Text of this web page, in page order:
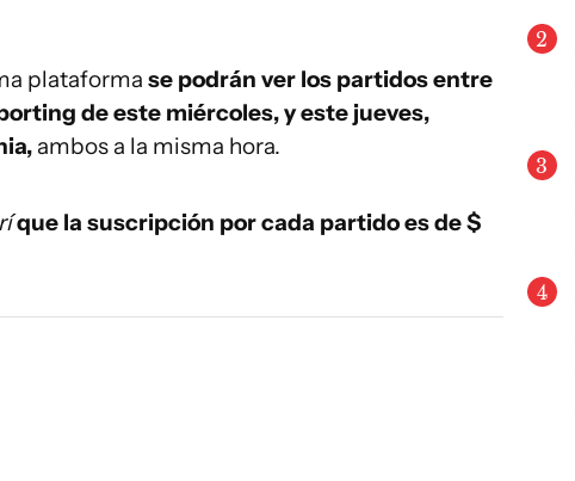
plataforma se podrán ver los partidos entre
de este miércoles, y este jueves,
ambos a la misma hora.
que la suscripción por cada partido es de $